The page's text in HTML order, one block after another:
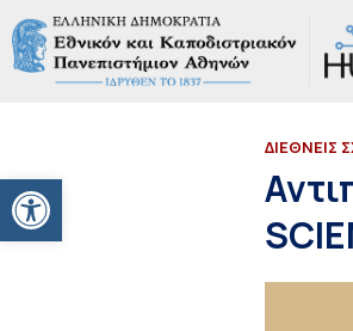
Ανοίξτε τη γραμμή εργαλείων
ΔΙΕΘΝΕΙΣ